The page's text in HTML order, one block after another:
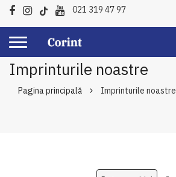
021 319 47 97
Imprinturile noastre
Pagina principală Imprinturile noastre